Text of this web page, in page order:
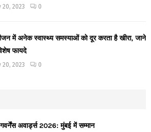
20, 2023 0
में अनेक स्वास्थ्य समस्याओं को दूर करता है खीरा, जाने
फायदे
20, 2023 0
अवार्ड्स 2026: मुंबई में सम्मान